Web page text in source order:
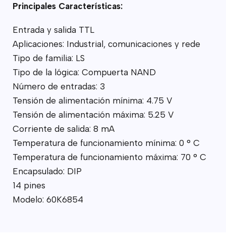
Principales Características:
Entrada y salida TTL
Aplicaciones: Industrial, comunicaciones y rede
Tipo de familia: LS
Tipo de la lógica: Compuerta NAND
Número de entradas: 3
Tensión de alimentación mínima: 4.75 V
Tensión de alimentación máxima: 5.25 V
Corriente de salida: 8 mA
Temperatura de funcionamiento mínima: 0 ° C
Temperatura de funcionamiento máxima: 70 ° C
Encapsulado: DIP
14 pines
Modelo: 60K6854